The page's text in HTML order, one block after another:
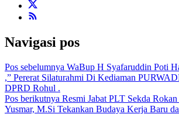
Navigasi pos
Pos sebelumnya WaBup H Syafaruddin Poti
,” Pererat Silaturahmi Di Kediaman
DPRD Rohul .
Pos berikutnya Resmi Jabat PLT Sekda
Yusmar, M.Si Tekankan Budaya Kerja Baru